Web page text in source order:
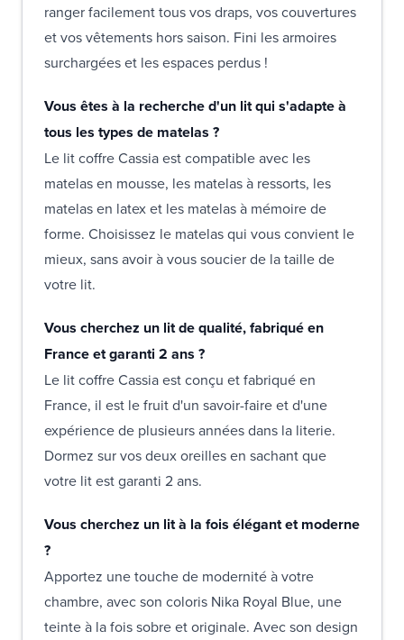
ranger facilement tous vos draps, vos couvertures
et vos vêtements hors saison. Fini les armoires
surchargées et les espaces perdus !
Vous êtes à la recherche d'un lit qui s'adapte à
tous les types de matelas ?
Le lit coffre Cassia est compatible avec les
matelas en mousse, les matelas à ressorts, les
matelas en latex et les matelas à mémoire de
forme. Choisissez le matelas qui vous convient le
mieux, sans avoir à vous soucier de la taille de
votre lit.
Vous cherchez un lit de qualité, fabriqué en
France et garanti 2 ans ?
Le lit coffre Cassia est conçu et fabriqué en
France, il est le fruit d'un savoir-faire et d'une
expérience de plusieurs années dans la literie.
Dormez sur vos deux oreilles en sachant que
votre lit est garanti 2 ans.
Vous cherchez un lit à la fois élégant et moderne
?
Apportez une touche de modernité à votre
chambre, avec son coloris Nika Royal Blue, une
teinte à la fois sobre et originale. Avec son design